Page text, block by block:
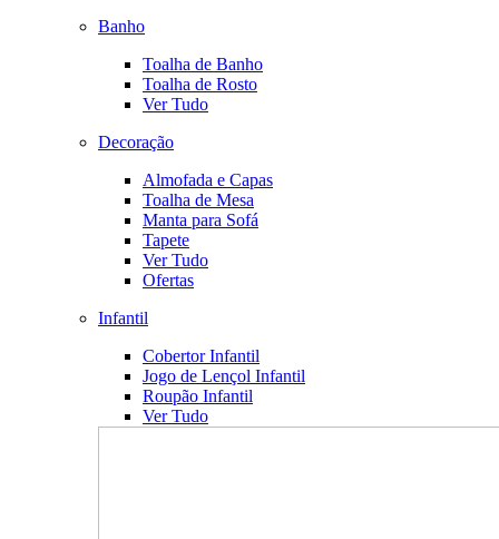
Banho
Toalha de Banho
Toalha de Rosto
Ver Tudo
Decoração
Almofada e Capas
Toalha de Mesa
Manta para Sofá
Tapete
Ver Tudo
Ofertas
Infantil
Cobertor Infantil
Jogo de Lençol Infantil
Roupão Infantil
Ver Tudo